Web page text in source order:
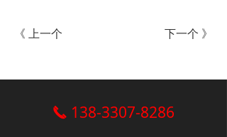
《 上一个 下一个 》
끅 138-3307-8286